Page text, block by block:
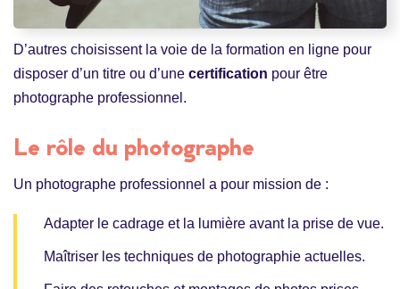
D’autres choisissent la voie de la formation en ligne pour
disposer d’un titre ou d’une certification pour être
photographe professionnel.
Le rôle du photographe
Un photographe professionnel a pour mission de :
Adapter le cadrage et la lumière avant la prise de vue.
Maîtriser les techniques de photographie actuelles.